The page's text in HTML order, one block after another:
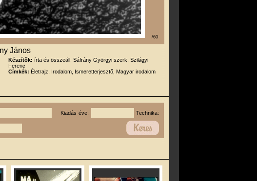
/60
János
Készítők: írta és összeáll. Sáfrány Györgyi szerk. Szilágyi
Ferenc
Címkék: Életrajz, Irodalom, Ismeretterjesztő, Magyar irodalom
Kiadás éve: Technika: